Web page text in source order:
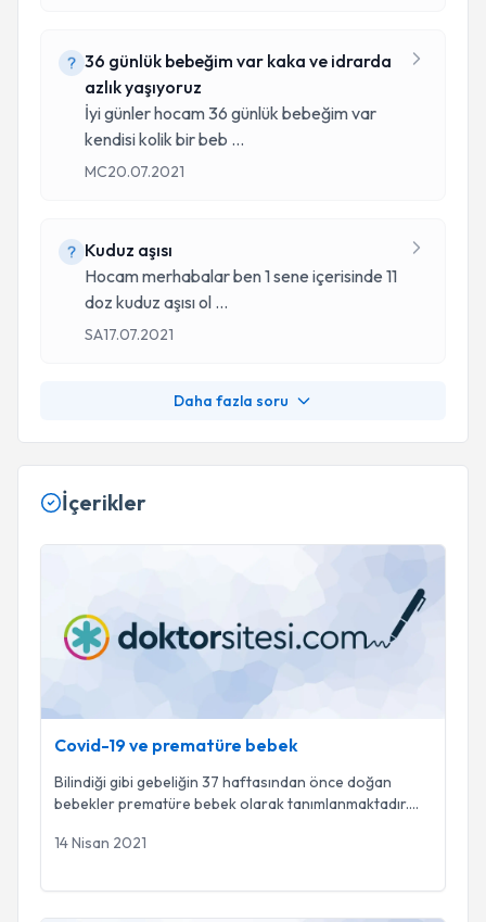
36 günlük bebeğim var kaka ve idrarda
azlık yaşıyoruz
İyi günler hocam 36 günlük bebeğim var
kendisi kolik bir beb ...
MC20.07.2021
Kuduz aşısı
Hocam merhabalar ben 1 sene içerisinde 11
doz kuduz aşısı ol ...
SA17.07.2021
Daha fazla soru
İçerikler
Covid-19 ve prematüre bebek
Bilindiği gibi gebeliğin 37 haftasından önce doğan
bebekler prematüre bebek olarak tanımlanmaktadır....
14 Nisan 2021